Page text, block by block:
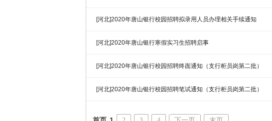
[河北]2020年唐山银行校园招聘拟录用人员办理相关手续通知
[河北]2020年唐山银行寒假实习生招聘启事
[河北]2020年唐山银行校园招聘终面通知（支行柜员岗第二批）
[河北]2020年唐山银行校园招聘笔试通知（支行柜员岗第二批）